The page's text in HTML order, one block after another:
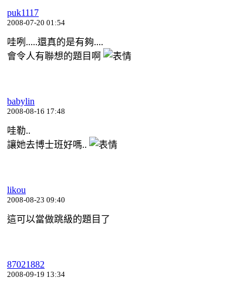
puk1117
2008-07-20 01:54
哇咧.....還真的是有夠....
會令人有聯想的題目啊
babylin
2008-08-16 17:48
哇勒..
讓她去博士班好嗎..
likou
2008-08-23 09:40
這可以當做跳級的題目了
87021882
2008-09-19 13:34